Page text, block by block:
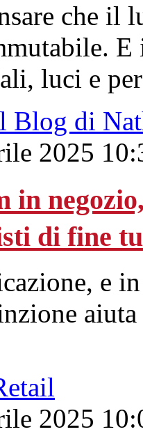
che il
luci e
Blog di
2025
in
di fine
e
2025